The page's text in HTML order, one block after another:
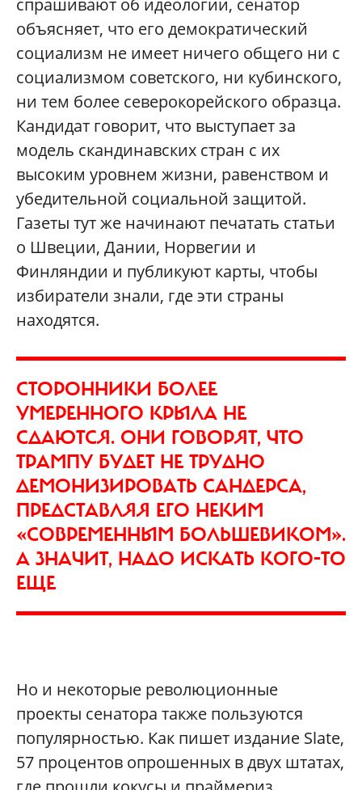
спрашивают об идеологии, сенатор
объясняет, что его демократический
социализм не имеет ничего общего ни с
социализмом советского, ни кубинского,
ни тем более северокорейского образца.
Кандидат говорит, что выступает за
модель скандинавских стран с их
высоким уровнем жизни, равенством и
убедительной социальной защитой.
Газеты тут же начинают печатать статьи
о Швеции, Дании, Норвегии и
Финляндии и публикуют карты, чтобы
избиратели знали, где эти страны
находятся.
СТОРОННИКИ БОЛЕЕ
УМЕРЕННОГО КРЫЛА НЕ
СДАЮТСЯ. ОНИ ГОВОРЯТ, ЧТО
ТРАМПУ БУДЕТ НЕ ТРУДНО
ДЕМОНИЗИРОВАТЬ САНДЕРСА,
ПРЕДСТАВЛЯЯ ЕГО НЕКИМ
«СОВРЕМЕННЫМ БОЛЬШЕВИКОМ».
А ЗНАЧИТ, НАДО ИСКАТЬ КОГО-ТО
ЕЩЕ
Но и некоторые революционные
проекты сенатора также пользуются
популярностью. Как пишет издание Slate,
57 процентов опрошенных в двух штатах,